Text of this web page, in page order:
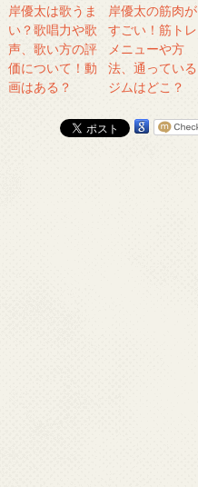
岸優太は歌うま
い？歌唱力や歌
声、歌い方の評
価について！動
画はある？
岸優太の筋肉が
すごい！筋トレ
メニューや方
法、通っている
ジムはどこ？